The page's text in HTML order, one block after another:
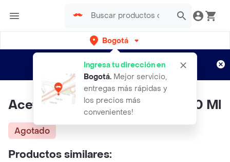
Bogotá
Ingresa tu dirección en
Bogotá. Mejor servicio,
entregas más rápidas y
los precios más
convenientes!
envíos gratis por semanas
Aplican TyC
Acetato De Alumio Locion X 120 Ml
Agotado
Productos similares: